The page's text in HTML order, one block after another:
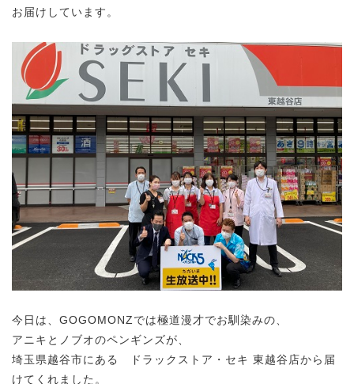
お届けしています。
今日は、GOGOMONZでは極道漫才でお馴染みの、
アニキとノブオのペンギンズが、
埼玉県越谷市にある ドラックストア・セキ 東越谷店から届
けてくれました。